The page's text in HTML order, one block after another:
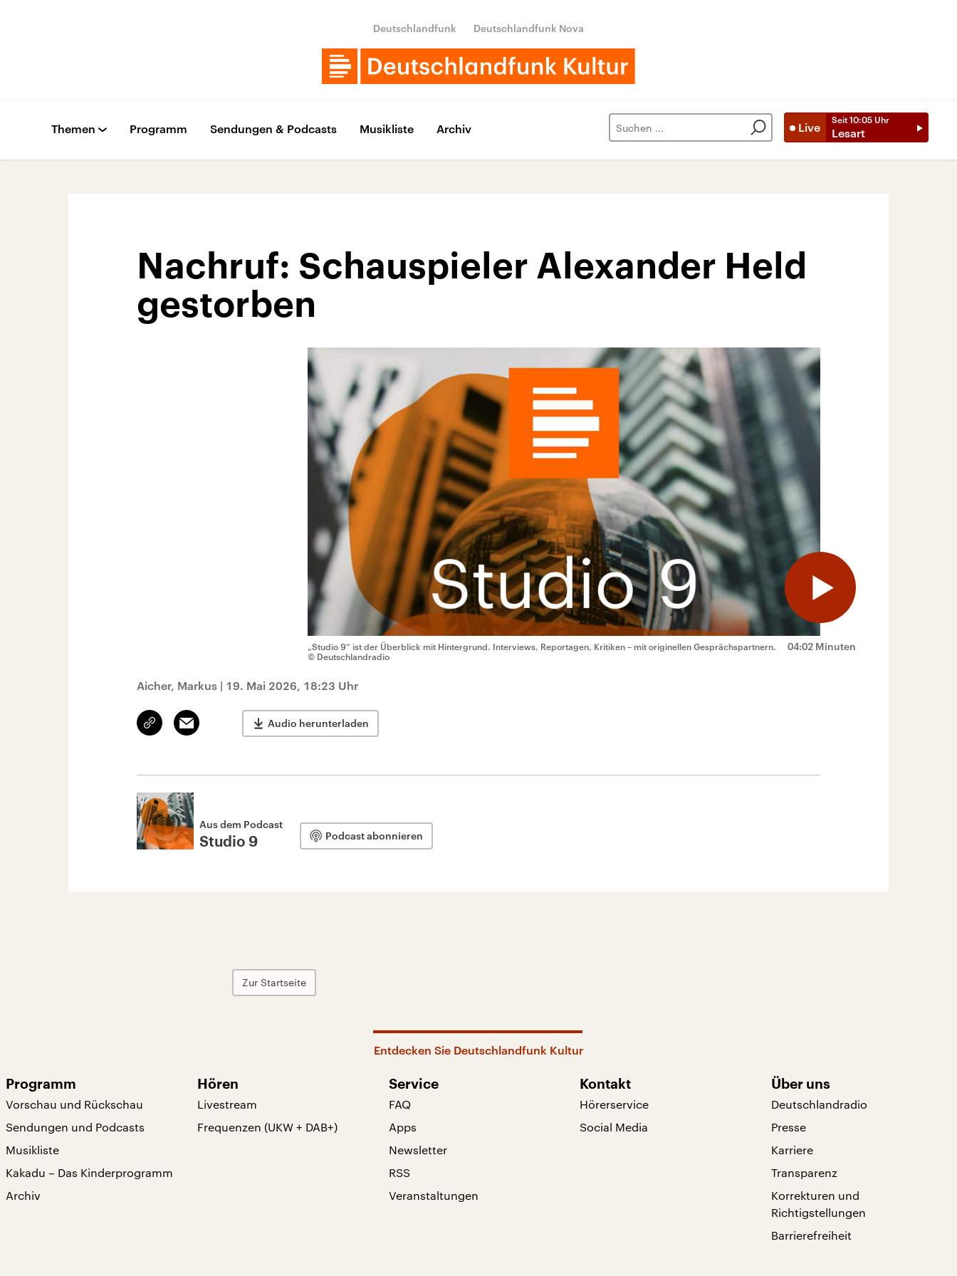
Deutschlandfunk Deutschlandfunk Nova
Live
Seit 10:05 Uhr
Lesart
Themen Programm Sendungen & Podcasts Musikliste Archiv
Nachruf: Schauspieler Alexander Held
gestorben
04:02 Minuten
„Studio 9“ ist der Überblick mit Hintergrund. Interviews, Reportagen, Kritiken – mit originellen Gesprächspartnern.
© Deutschlandradio
Aicher, Markus | 19. Mai 2026, 18:23 Uhr
Link
kopieren/teilen
Email Audio herunterladen
Aus dem Podcast
Studio 9 Podcast abonnieren
Zur Startseite
Entdecken Sie Deutschlandfunk Kultur
Programm
Vorschau und Rückschau
Sendungen und Podcasts
Musikliste
Kakadu – Das Kinderprogramm
Archiv
Hören
Livestream
Frequenzen (UKW + DAB+)
Service
FAQ
Apps
Newsletter
RSS
Veranstaltungen
Kontakt
Hörerservice
Social Media
Über uns
Deutschlandradio
Presse
Karriere
Transparenz
Korrekturen und
Richtigstellungen
Barrierefreiheit